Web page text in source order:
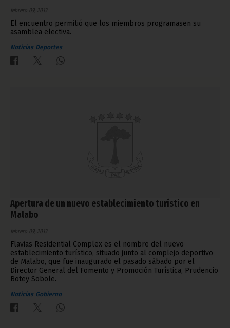
febrero 09, 2013
El encuentro permitió que los miembros programasen su
asamblea electiva.
Noticias Deportes
Apertura de un nuevo establecimiento turístico en
Malabo
febrero 09, 2013
Flavias Residential Complex es el nombre del nuevo
establecimiento turístico, situado junto al complejo deportivo
de Malabo, que fue inaugurado el pasado sábado por el
Director General del Fomento y Promoción Turística, Prudencio
Botey Sobole.
Noticias Gobierno